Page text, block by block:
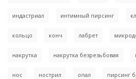
индастриал интимный пирсинг
кольцо конч лабрет
накрутка накрутка безрезьбовая
нос нострил опал пирсинг